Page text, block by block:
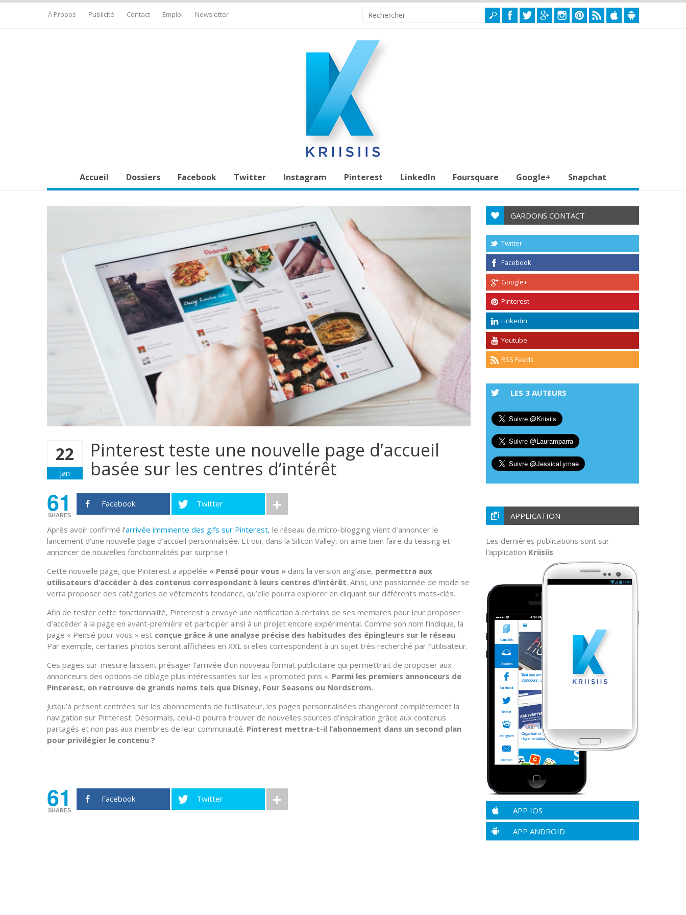
À Propos Publicité Contact Emploi Newsletter
Accueil Dossiers Facebook Twitter Instagram Pinterest LinkedIn Foursquare Google+ Snapchat
22
Jan
Pinterest teste une nouvelle page d’accueil
basée sur les centres d’intérêt
61
SHARES
Facebook Twitter
Après avoir confirmé l’arrivée imminente des gifs sur Pinterest, le réseau de micro-blogging vient d’annoncer le
lancement d’une nouvelle page d’accueil personnalisée. Et oui, dans la Silicon Valley, on aime bien faire du teasing et
annoncer de nouvelles fonctionnalités par surprise !
Cette nouvelle page, que Pinterest a appelée « Pensé pour vous » dans la version anglaise, permettra aux
utilisateurs d’accéder à des contenus correspondant à leurs centres d’intérêt. Ainsi, une passionnée de mode se
verra proposer des catégories de vêtements tendance, qu’elle pourra explorer en cliquant sur différents mots-clés.
Afin de tester cette fonctionnalité, Pinterest a envoyé une notification à certains de ses membres pour leur proposer
d’accéder à la page en avant-première et participer ainsi à un projet encore expérimental. Comme son nom l’indique, la
page « Pensé pour vous » est conçue grâce à une analyse précise des habitudes des épingleurs sur le réseau.
Par exemple, certaines photos seront affichées en XXL si elles correspondent à un sujet très recherché par l’utilisateur.
Ces pages sur-mesure laissent présager l’arrivée d’un nouveau format publicitaire qui permettrait de proposer aux
annonceurs des options de ciblage plus intéressantes sur les « promoted pins ». Parmi les premiers annonceurs de
Pinterest, on retrouve de grands noms tels que Disney, Four Seasons ou Nordstrom.
Jusqu’à présent centrées sur les abonnements de l’utilisateur, les pages personnalisées changeront complètement la
navigation sur Pinterest. Désormais, celui-ci pourra trouver de nouvelles sources d’inspiration grâce aux contenus
partagés et non pas aux membres de leur communauté. Pinterest mettra-t-il l’abonnement dans un second plan
pour privilégier le contenu ?
61
SHARES
Facebook Twitter
GARDONS CONTACT
Twitter
Facebook
Google+
Pinterest
Linkedin
Youtube
RSS Feeds
LES 3 AUTEURS
APPLICATION
Les dernières publications sont sur
l'application Kriisiis
APP IOS
APP ANDROID